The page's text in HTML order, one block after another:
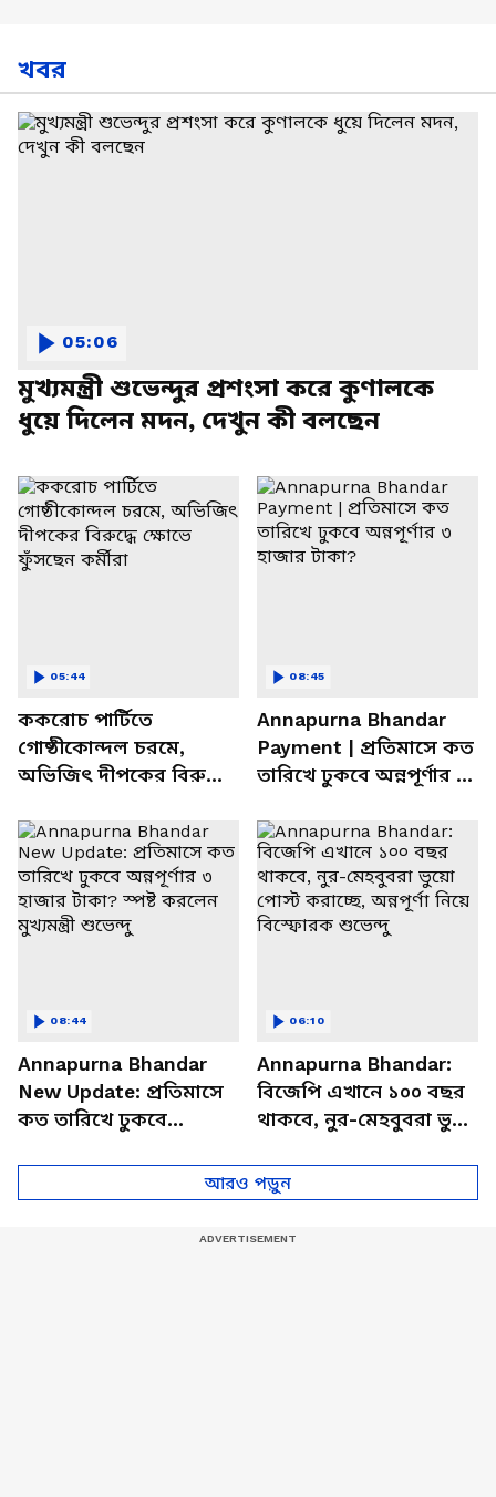
খবর
মুখ্যমন্ত্রী শুভেন্দুর প্রশংসা করে কুণালকে
ধুয়ে দিলেন মদন, দেখুন কী বলছেন
05:06
ককরোচ পার্টিতে
গোষ্ঠীকোন্দল চরমে,
অভিজিৎ দীপকের বিরুদ্ধে
05:44
Annapurna Bhandar
Payment | প্রতিমাসে কত
তারিখে ঢুকবে অন্নপূর্ণার ৩
08:45
Annapurna Bhandar
New Update: প্রতিমাসে
কত তারিখে ঢুকবে
শুভেন্দু
08:44
Annapurna Bhandar:
বিজেপি এখানে ১০০ বছর
থাকবে, নুর-মেহবুবরা ভুয়ো
নিয়ে বিস্ফোরক শুভেন্দু
06:10
আরও পড়ুন